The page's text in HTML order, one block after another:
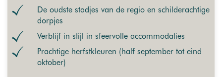
De oudste stadjes van de regio en schilderachtige
dorpjes
Verblijf in stijl in sfeervolle accommodaties
Prachtige herfstkleuren (half september tot eind
oktober)